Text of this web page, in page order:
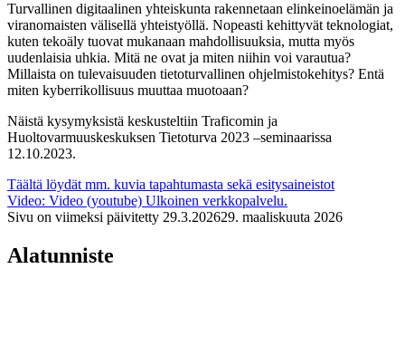
Turvallinen digitaalinen yhteiskunta rakennetaan elinkeinoelämän ja
viranomaisten välisellä yhteistyöllä. Nopeasti kehittyvät teknologiat,
kuten tekoäly tuovat mukanaan mahdollisuuksia, mutta myös
uudenlaisia uhkia. Mitä ne ovat ja miten niihin voi varautua?
Millaista on tulevaisuuden tietoturvallinen ohjelmistokehitys? Entä
miten kyberrikollisuus muuttaa muotoaan?
Näistä kysymyksistä keskusteltiin Traficomin ja
Huoltovarmuuskeskuksen Tietoturva 2023 –seminaarissa
12.10.2023.
Täältä löydät mm. kuvia tapahtumasta sekä esitysaineistot
Video: Video (youtube) Ulkoinen verkkopalvelu.
Sivu on viimeksi päivitetty 29.3.202629. maaliskuuta 2026
Alatunniste